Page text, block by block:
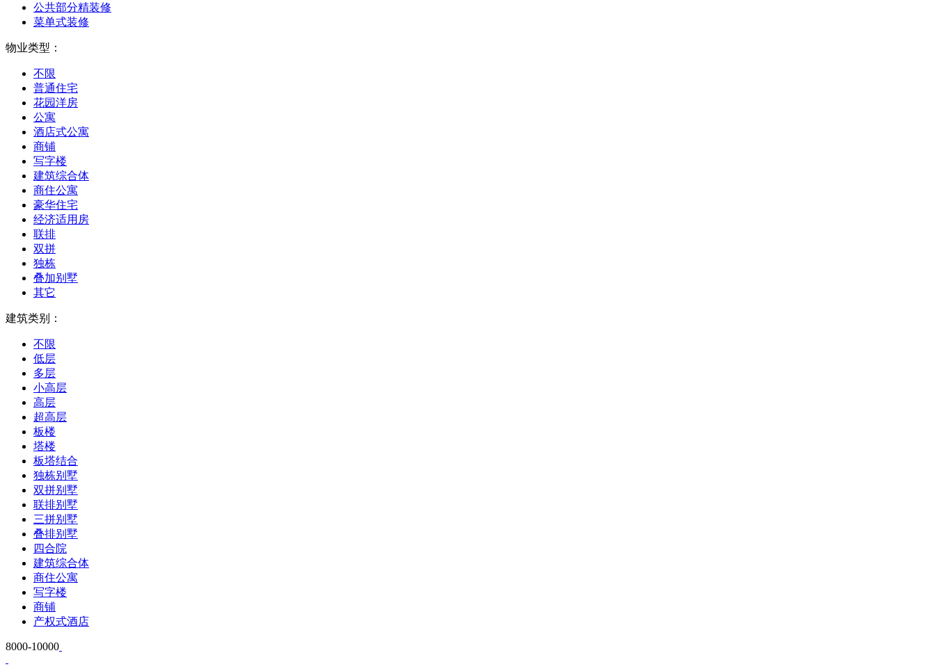
公共部分精装修
菜单式装修
物业类型：
不限
普通住宅
花园洋房
公寓
酒店式公寓
商铺
写字楼
建筑综合体
商住公寓
豪华住宅
经济适用房
联排
双拼
独栋
叠加别墅
其它
建筑类别：
不限
低层
多层
小高层
高层
超高层
板楼
塔楼
板塔结合
独栋别墅
双拼别墅
联排别墅
三拼别墅
叠排别墅
四合院
建筑综合体
商住公寓
写字楼
商铺
产权式酒店
8000-10000